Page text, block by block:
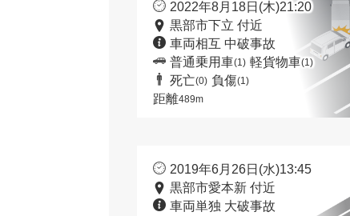
2022年8月18日(木)21:20
黒部市下立 付近
車両相互 中破事故
普通乗用車(1) 軽貨物車(1)
死亡(0) 負傷(1)
距離489m
2019年6月26日(水)13:45
黒部市愛本新 付近
車両単独 大破事故